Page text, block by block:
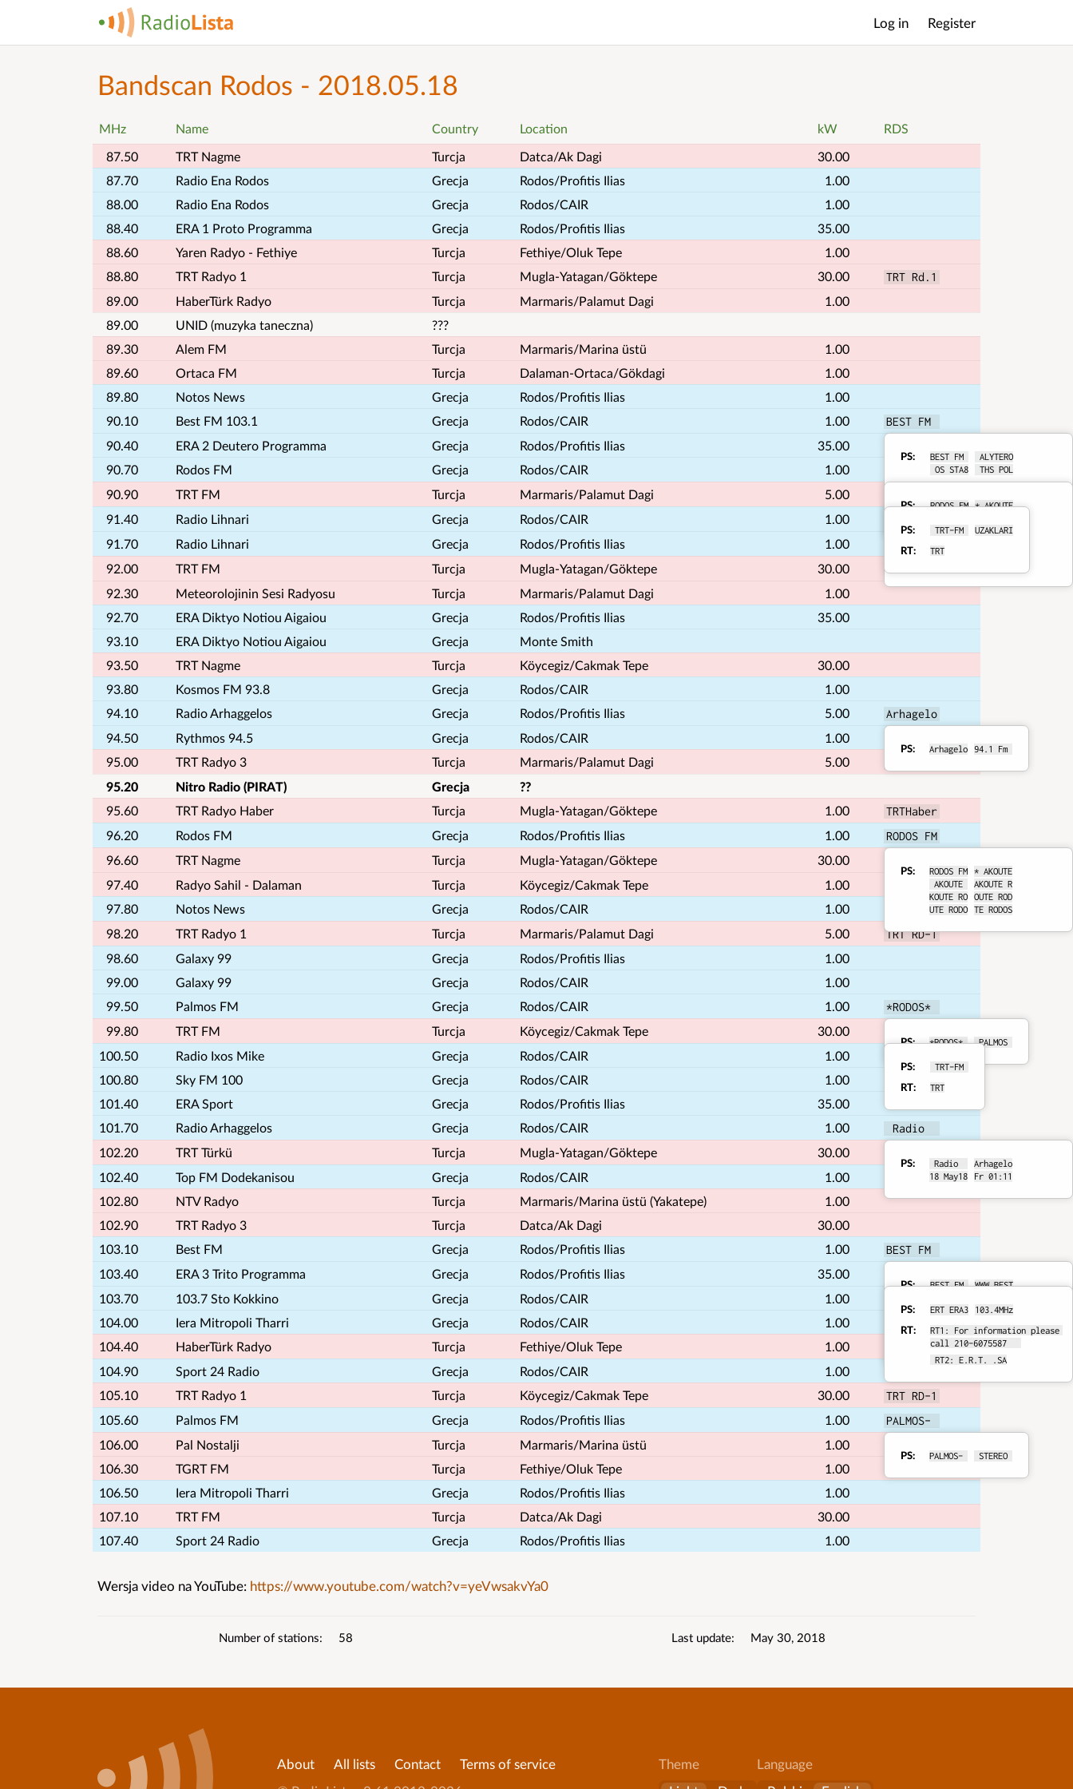
Main
Log in Register
Bandscan Rodos - 2018.05.18
MHz Name Country Location kW
RDS
87.50
TRT Nagme Turcja Datca/Ak Dagi
30.00
87.70
Radio Ena Rodos Grecja Rodos/Profitis Ilias
1.00
88.00
Radio Ena Rodos Grecja Rodos/CAIR
1.00
88.40
ERA 1 Proto Programma Grecja Rodos/Profitis Ilias
35.00
88.60
Yaren Radyo - Fethiye Turcja Fethiye/Oluk Tepe
1.00
88.80
TRT Radyo 1 Turcja Mugla-Yatagan/Göktepe 30.00 TRT Rd.1
89.00 HaberTürk Radyo Turcja Marmaris/Palamut Dagi
1.00
89.00
UNID (muzyka taneczna)
???
89.30
Alem FM Turcja Marmaris/Marina üstü
1.00
89.60
Ortaca FM Turcja Dalaman-Ortaca/Gökdagi
1.00
89.80
Notos News Grecja Rodos/Profitis Ilias
1.00
90.10
Best FM 103.1 Grecja Rodos/CAIR 1.00 BEST FM
RDS
details
PS BEST FM
ALYTERO
OS STA8
THS POL
WWW.BESTFM1031.GR - TEL
90.40 ERA 2 Deutero Programma Grecja Rodos/Profitis Ilias
35.00
90.70
Rodos FM Grecja Rodos/CAIR 1.00 RODOS FM
RDS
details
PS RODOS FM
* AKOUTE
KOUTE RO
OUTE ROD
90.90 TRT FM Turcja Marmaris/Palamut Dagi 5.00
RDS
details
PS TRT-FM UZAKLARI
RT TRT
91.40 Radio Lihnari Grecja Rodos/CAIR 1.00
91.70 Radio Lihnari Grecja Rodos/Profitis Ilias 1.00 LIHNARI
92.00 TRT FM Turcja Mugla-Yatagan/Göktepe 30.00 TRT FM
92.30 Meteorolojinin Sesi Radyosu Turcja Marmaris/Palamut Dagi
1.00
92.70
ERA Diktyo Notiou Aigaiou Grecja Rodos/Profitis Ilias
35.00
93.10
ERA Diktyo Notiou Aigaiou Grecja
Monte Smith
93.50
TRT Nagme Turcja Köycegiz/Cakmak Tepe
30.00
93.80
Kosmos FM 93.8 Grecja Rodos/CAIR
1.00
94.10
Radio Arhaggelos Grecja Rodos/Profitis Ilias 5.00 Arhagelo
RDS
details
PS Arhagelo 94.1 Fm
94.50 Rythmos 94.5 Grecja Rodos/CAIR
1.00
95.00
TRT Radyo 3 Turcja Marmaris/Palamut Dagi 5.00
95.20 Nitro Radio (PIRAT) Grecja
??
95.60
TRT Radyo Haber Turcja Mugla-Yatagan/Göktepe 1.00 TRTHaber
96.20 Rodos FM Grecja Rodos/Profitis Ilias 1.00 RODOS FM
RDS
details
PS RODOS FM
* AKOUTE
AKOUTE
AKOUTE R
KOUTE RO
OUTE ROD
UTE RODO
TE RODOS
96.60 TRT Nagme Turcja Mugla-Yatagan/Göktepe 30.00
97.40 Radyo Sahil - Dalaman Turcja Köycegiz/Cakmak Tepe
1.00
97.80
Notos News Grecja Rodos/CAIR 1.00 NOTOS FM
98.20 TRT Radyo 1 Turcja Marmaris/Palamut Dagi 5.00 TRT RD-1
98.60 Galaxy 99 Grecja Rodos/Profitis Ilias
1.00
99.00
Galaxy 99 Grecja Rodos/CAIR
1.00
99.50
Palmos FM Grecja Rodos/CAIR 1.00 *RODOS*
RDS
details
PS *RODOS* PALMOS
99.80 TRT FM Turcja Köycegiz/Cakmak Tepe 30.00
RDS
details
PS TRT-FM
RT TRT
100.50 Radio Ixos Mike Grecja Rodos/CAIR
1.00
100.80
Sky FM 100 Grecja Rodos/CAIR
1.00
101.40
ERA Sport Grecja Rodos/Profitis Ilias
35.00
101.70
Radio Arhaggelos Grecja Rodos/CAIR 1.00 Radio
RDS
details
PS Radio
Arhagelo
18 May18
Fr 01:11
102.20 TRT Türkü Turcja Mugla-Yatagan/Göktepe 30.00
102.40 Top FM Dodekanisou Grecja Rodos/CAIR
1.00
102.80
NTV Radyo Turcja Marmaris/Marina üstü (Yakatepe)
1.00
102.90
TRT Radyo 3 Turcja Datca/Ak Dagi
30.00
103.10
Best FM Grecja Rodos/Profitis Ilias 1.00 BEST FM
RDS
details
PS BEST FM
WWW.BEST
WWW.BESTFM1031.GR - TEL
22410 92608
103.40 ERA 3 Trito Programma Grecja Rodos/Profitis Ilias 35.00
RDS
details
PS ERT ERA3 103.4MHz
RT
RT1: For information please
RT2: E.R.T. .SA
103.70 103.7 Sto Kokkino Grecja Rodos/CAIR
1.00
104.00
Iera Mitropoli Tharri Grecja Rodos/CAIR
1.00
104.40
HaberTürk Radyo Turcja Fethiye/Oluk Tepe 1.00 HABER
104.90 Sport 24 Radio Grecja Rodos/CAIR
1.00
105.10
TRT Radyo 1 Turcja Köycegiz/Cakmak Tepe 30.00 TRT RD-1
105.60 Palmos FM Grecja Rodos/Profitis Ilias 1.00 PALMOS-
RDS
details
PS PALMOS- STEREO
106.00 Pal Nostalji Turcja Marmaris/Marina üstü
1.00
106.30
TGRT FM Turcja Fethiye/Oluk Tepe
1.00
106.50
Iera Mitropoli Tharri Grecja Rodos/Profitis Ilias
1.00
107.10
TRT FM Turcja Datca/Ak Dagi
30.00
107.40
Sport 24 Radio Grecja Rodos/Profitis Ilias 1.00
List
Wersja video na YouTube: https://www.youtube.com/watch?v=yeVwsakvYa0
Number of stations 58 Last update May 30, 2018
About All lists Contact
Terms of service
Theme
Language